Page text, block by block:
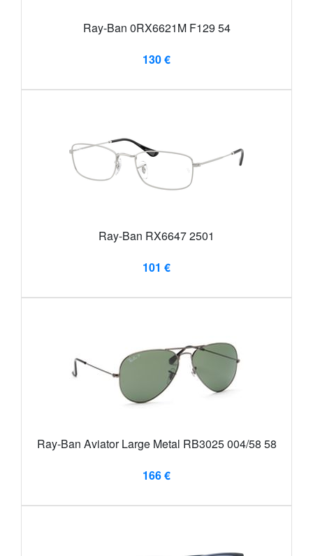
Ray-Ban 0RX6621M F129 54
130 €
Ray-Ban RX6647 2501
101 €
Ray-Ban Aviator Large Metal RB3025 004/58 58
166 €